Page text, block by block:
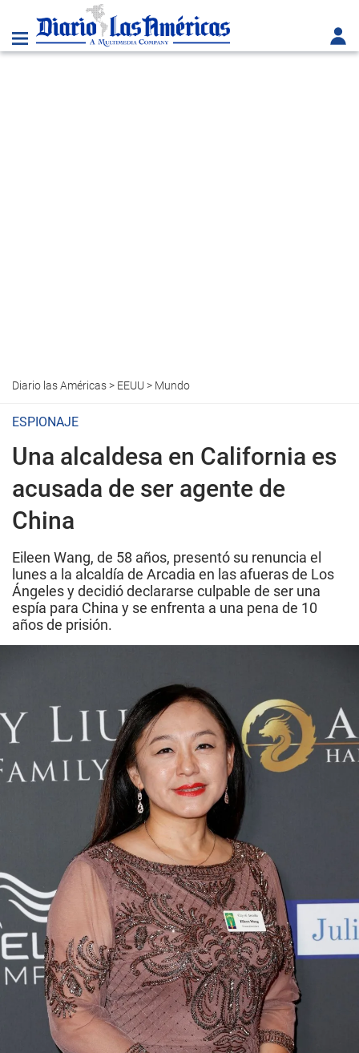
Diario las Américas> EEUU > Mundo
ESPIONAJE
Una alcaldesa en California es
acusada de ser agente de
China
Eileen Wang, de 58 años, presentó su renuncia el
lunes a la alcaldía de Arcadia en las afueras de Los
Ángeles y decidió declararse culpable de ser una
espía para China y se enfrenta a una pena de 10
años de prisión.